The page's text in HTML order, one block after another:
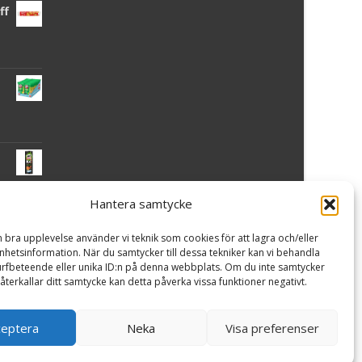
Hantera samtycke
bra upplevelse använder vi teknik som cookies för att lagra och/eller
När du samtycker till dessa tekniker kan vi behandla
eller unika ID:n på denna webbplats. Om du inte samtycker
ditt samtycke kan detta påverka vissa funktioner negativt.
Neka Visa preferenser
-
Powered by WordPress